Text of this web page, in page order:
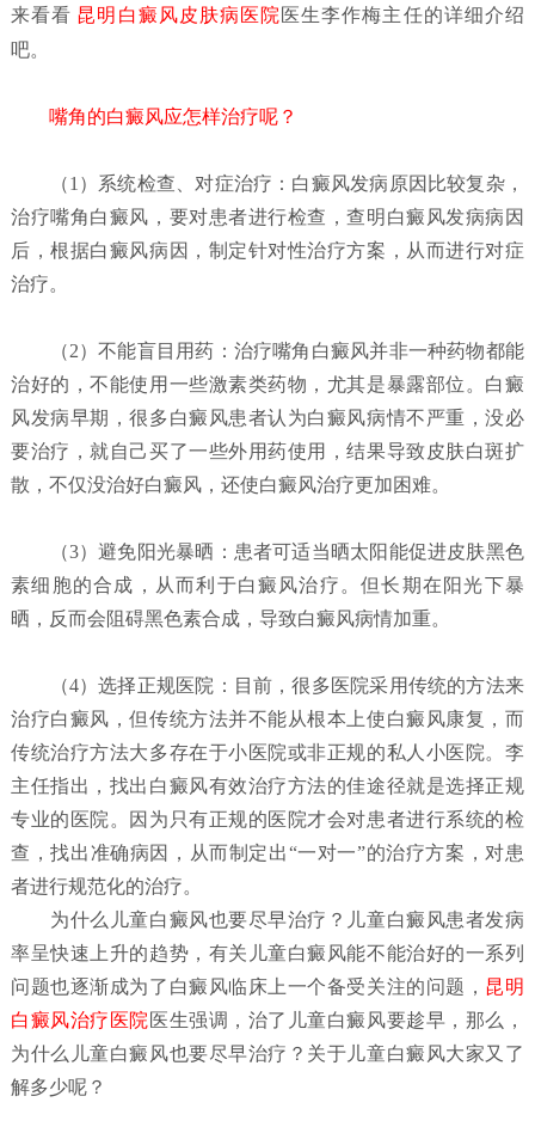
来看看 昆明白癜风皮肤病医院 医生李作梅主任的详细介绍
吧。
嘴角的白癜风应怎样治疗呢？
（1）系统检查、对症治疗： 白癜风发病原因比较复杂，
治疗嘴角白癜风，要对患者进行检查，查明白癜风发病病因
后，根据白癜风病因，制定针对性治疗方案，从而进行对症
治疗。
（2）不能盲目用药： 治疗嘴角白癜风并非一种药物都能
治好的，不能使用一些激素类药物，尤其是暴露部位。白癜
风发病早期，很多白癜风患者认为白癜风病情不严重，没必
要治疗，就自己买了一些外用药使用，结果导致皮肤白斑扩
散，不仅没治好白癜风，还使白癜风治疗更加困难。
（3）避免阳光暴晒： 患者可适当晒太阳能促进皮肤黑色
素细胞的合成，从而利于白癜风治疗。但长期在阳光下暴
晒，反而会阻碍黑色素合成，导致白癜风病情加重。
（4）选择正规医院： 目前，很多医院采用传统的方法来
治疗白癜风，但传统方法并不能从根本上使白癜风康复，而
传统治疗方法大多存在于小医院或非正规的私人小医院。李
主任指出，找出白癜风有效治疗方法的佳途径就是选择正规
专业的医院。因为只有正规的医院才会对患者进行系统的检
查，找出准确病因，从而制定出“一对一”的治疗方案，对患
者进行规范化的治疗。
为什么儿童白癜风也要尽早治疗？ 儿童白癜风患者发病
率呈快速上升的趋势，有关儿童白癜风能不能治好的一系列
问题也逐渐成为了白癜风临床上一个备受关注的问题， 昆明
白癜风治疗医院 医生强调，治了儿童白癜风要趁早，那么，
为什么儿童白癜风也要尽早治疗？关于儿童白癜风大家又了
解多少呢？